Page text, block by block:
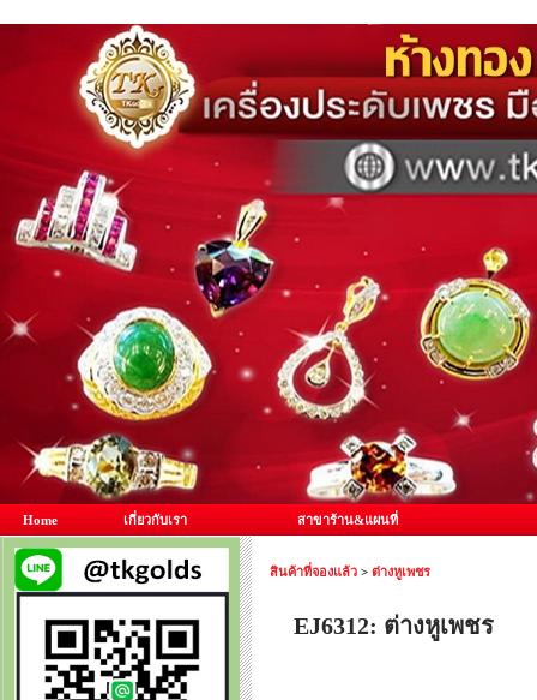
Home เกี่ยวกับเรา สาขาร้าน&แผนที่
สินค้าที่จองแล้ว > ต่างหูเพชร
EJ6312: ต่างหูเพชร